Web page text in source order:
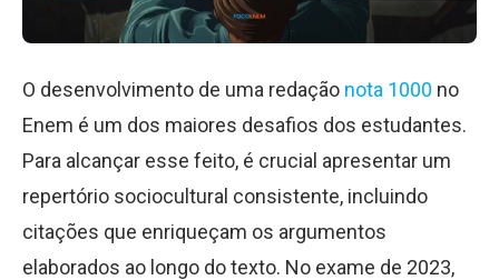
O desenvolvimento de uma redação nota 1000 no
Enem é um dos maiores desafios dos estudantes.
Para alcançar esse feito, é crucial apresentar um
repertório sociocultural consistente, incluindo
citações que enriqueçam os argumentos
elaborados ao longo do texto. No exame de 2023,